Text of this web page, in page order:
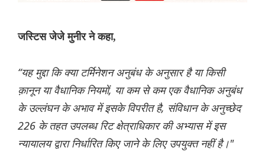
जस्टिस जेजे मुनीर ने कहा,
“यह मुद्दा कि क्या टर्मिनेशन अनुबंध के अनुसार है या किसी
क़ानून या वैधानिक नियमों, या कम से कम एक वैधानिक अनुबंध
के उल्लंघन के अभाव में इसके विपरीत है, संविधान के अनुच्छेद
226 के तहत उपलब्ध रिट क्षेत्राधिकार की अभ्यास में इस
न्यायालय द्वारा निर्धारित किए जाने के लिए उपयुक्त नहीं है।"